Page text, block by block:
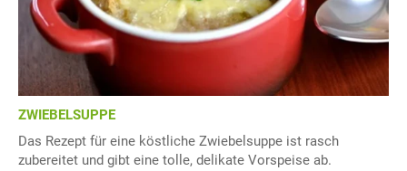
ZWIEBELSUPPE
Das Rezept für eine köstliche Zwiebelsuppe ist rasch
zubereitet und gibt eine tolle, delikate Vorspeise ab.